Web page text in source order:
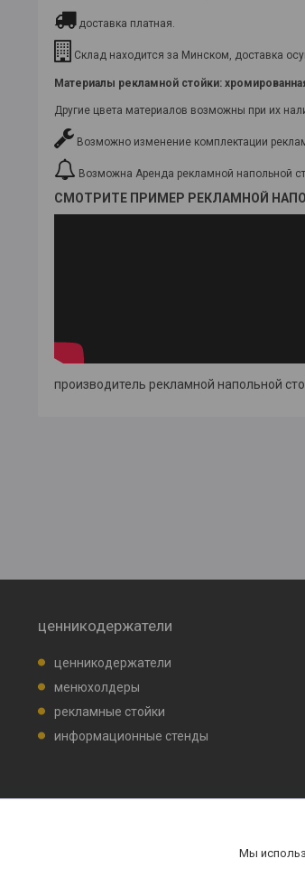
доставка платная.
Склад находится за Минском, доставка
Материалы рекламной стойки:
Другие цвета материалов возможны при их
Возможно изменение комплектации
Возможна Аренда рекламной напольной
СМОТРИТЕ ПРИМЕР РЕКЛАМНОЙ
производитель рекламной напольной
ценникодержатели
ценникодержатели
менюхолдеры
рекламные стойки
информационные стенды
Мы